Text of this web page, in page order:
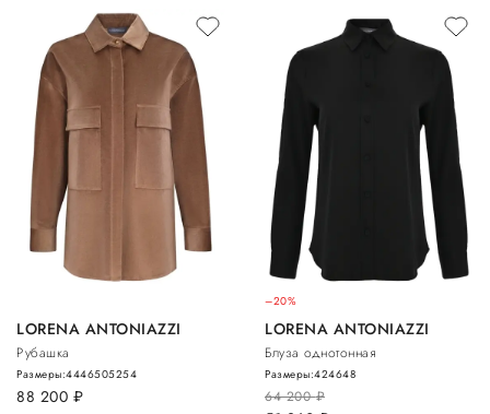
LORENA ANTONIAZZI
Рубашка
88 200 руб.
Размеры:4446505254
–20%
LORENA ANTONIAZZI
Блуза однотонная
64 200руб.
Размеры:424648